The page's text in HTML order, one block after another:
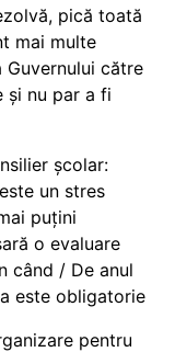
pică toată
mai multe
către
și nu par a fi
școlar:
un stres
puțini
o evaluare
când / De anul
este obligatorie
pentru